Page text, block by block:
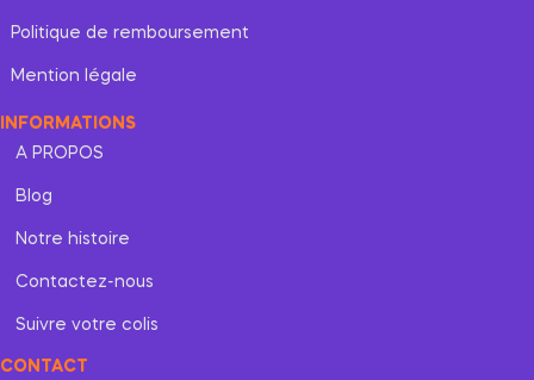
Politique de remboursement
Mention légale
INFORMATIONS
A PROPOS
Blog
Notre histoire
Contactez-nous
Suivre votre colis
CONTACT